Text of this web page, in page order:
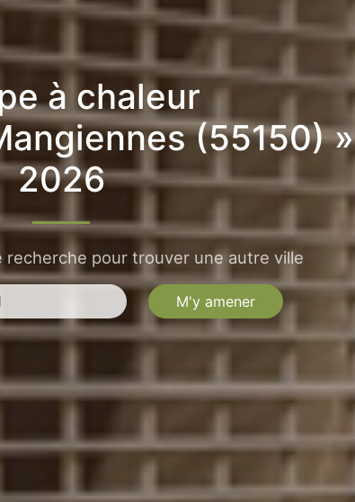
à chaleur
(55150) »
2026
recherche pour trouver une autre ville
M'y amener